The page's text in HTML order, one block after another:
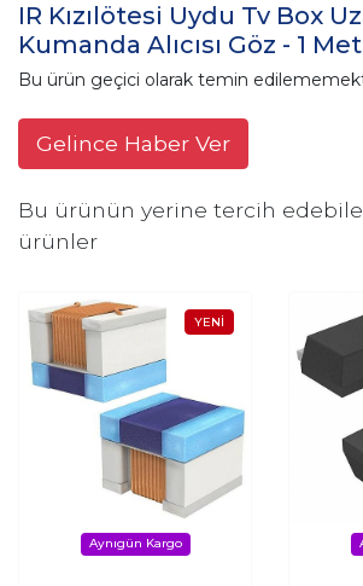
IR Kızılötesi Uydu Tv Box
Kumanda Alıcısı Göz - 1
Bu ürün geçici olarak temin
Gelince Haber Ver
Bu ürünün yerine tercih
ürünler